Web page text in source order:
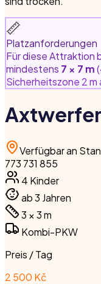
📏
Platzanforderungen
Für diese Attraktion
mindestens 7 × 7 m
Sicherheitszone 2
Verfügbar an
773 731 855
4 Kinder
ab 3 Jahren
3 × 3m
Kombi-PKW
Preis / Tag
2 500 Kč